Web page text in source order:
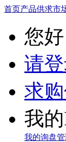
首页产品供求市
您
请
求
我
我的询盘管